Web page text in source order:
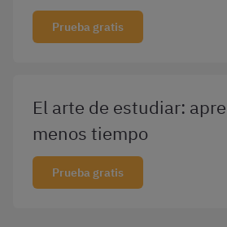
Prueba gratis
El arte de estudiar:
menos tiempo
Prueba gratis